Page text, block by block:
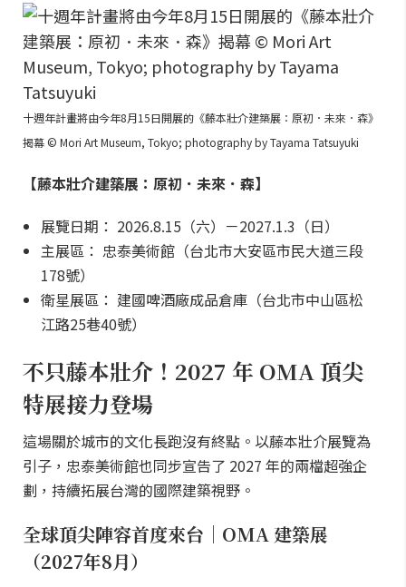
十週年計畫將由今年8月15日開展的《藤本壯介建築展：原初．未來．森》
揭幕 © Mori Art Museum, Tokyo; photography by Tayama Tatsuyuki
【藤本壯介建築展：原初．未來．森】
展覽日期： 2026.8.15（六）－2027.1.3（日）
主展區： 忠泰美術館（台北市大安區市民大道三段
178號）
衛星展區： 建國啤酒廠成品倉庫（台北市中山區松
江路25巷40號）
不只藤本壯介！2027 年 OMA 頂尖
特展接力登場
這場關於城市的文化長跑沒有終點。以藤本壯介展覽為
引子，忠泰美術館也同步宣告了 2027 年的兩檔超強企
劃，持續拓展台灣的國際建築視野。
全球頂尖陣容首度來台｜OMA 建築展
（2027年8月）